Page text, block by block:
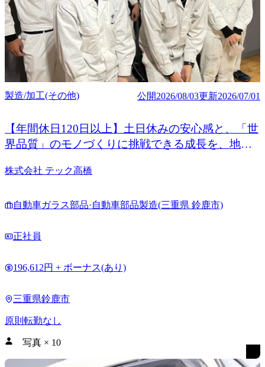
製造/加工(その他) 公開2026/08/03更新2026/07/01
【年間休日120日以上】土日休みの安心感と、「世
界品質」のモノづくりに挑戦できる成長を、地元
株式会社 テック高橋
自動車ガラス部品·自動車部品製造(三重県 鈴鹿市)
正社員
196,612円 + ボーナス(あり)
三重県鈴鹿市
原則転勤なし
写真 × 10